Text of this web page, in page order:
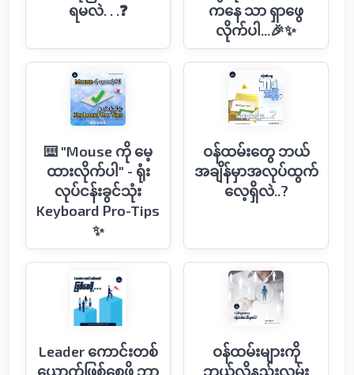
ရမလဲ. . .❓
ကနေ သာ ရှာဖွေ
လိုက်ပါ...🎉✨
⌨️ "Mouse ကို မေ့
ထားလိုက်ပါ" - ရုံး
လုပ်ငန်းခွင်သုံး
Keyboard Pro-Tips
✨
ဝန်ထမ်းတွေ ဘယ်
အချိန်မှာအလုပ်ထွက်
လေ့ရှိလဲ..?
Leader ကောင်းတစ်
ယောက်ဖြစ်စေဖို့ ဘာ
ဝန်ထမ်းများကို
ဘယ်လိုနည်းလမ်း​